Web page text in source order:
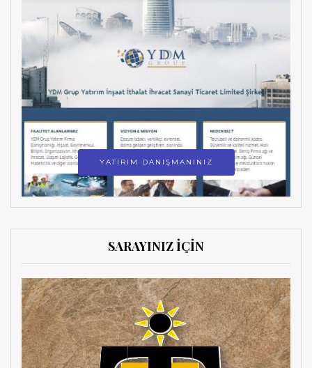
YATIRIM DANIŞMANINIZ
SARAYINIZ İÇİN